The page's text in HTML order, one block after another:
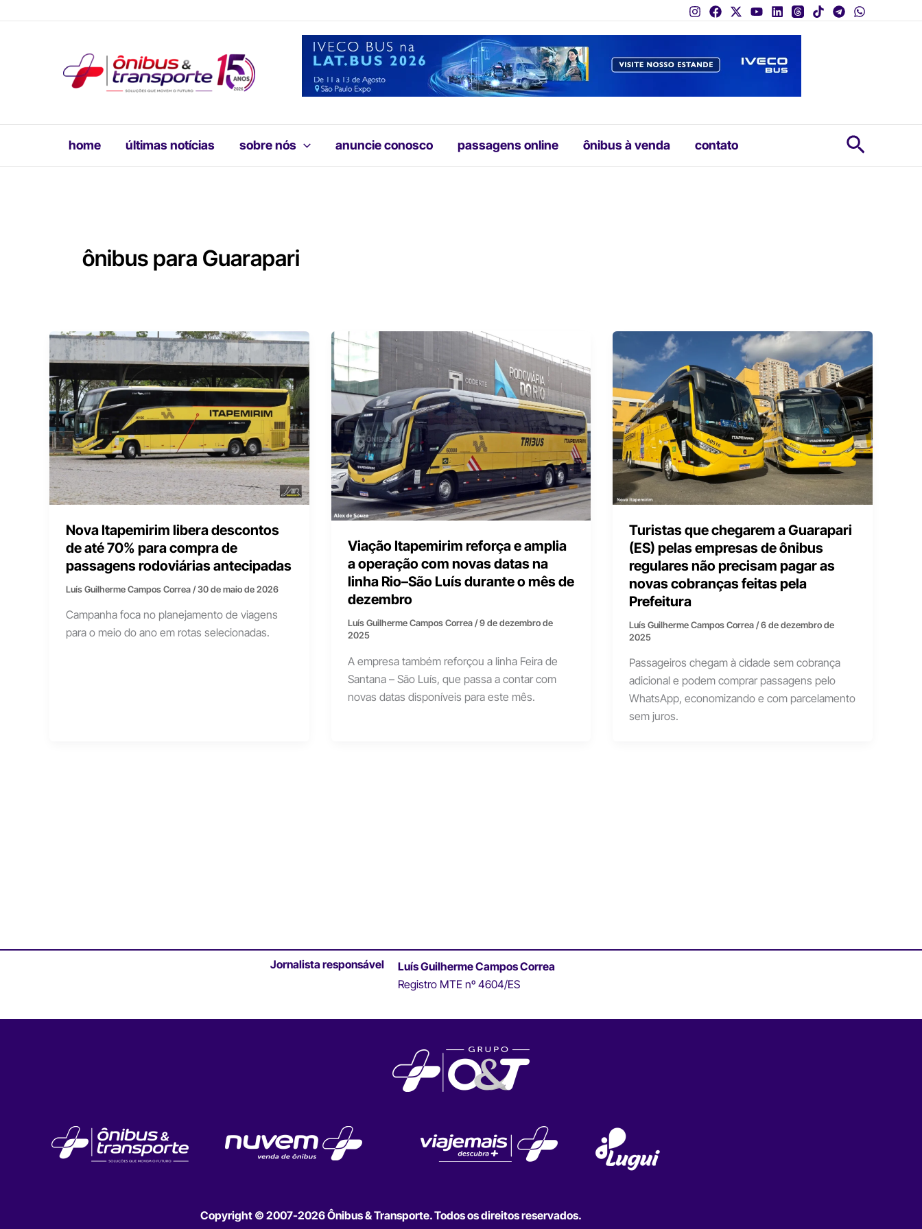
home últimas notícias sobre nós anuncie conosco passagens online ônibus à venda contato
ônibus para Guarapari
Nova Itapemirim libera descontos
de até 70% para compra de
passagens rodoviárias antecipadas
Luís Guilherme Campos Correa/30 de maio de 2026
Campanha foca no planejamento de viagens
para o meio do ano em rotas selecionadas.
Viação Itapemirim reforça e amplia
a operação com novas datas na
linha Rio–São Luís durante o mês de
dezembro
Luís Guilherme Campos Correa/9 de dezembro de
2025
A empresa também reforçou a linha Feira de
Santana – São Luís, que passa a contar com
novas datas disponíveis para este mês.
Turistas que chegarem a Guarapari
(ES) pelas empresas de ônibus
regulares não precisam pagar as
novas cobranças feitas pela
Prefeitura
Luís Guilherme Campos Correa/6 de dezembro de
2025
Passageiros chegam à cidade sem cobrança
adicional e podem comprar passagens pelo
WhatsApp, economizando e com parcelamento
sem juros.
Jornalista responsável
Luís Guilherme Campos Correa
Registro MTE nº 4604/ES
Copyright © 2007-2026 Ônibus & Transporte. Todos os direitos reservados.